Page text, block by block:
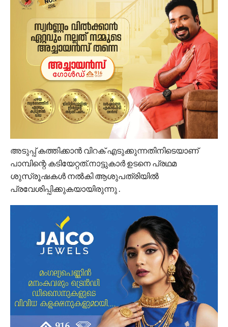
അടുപ്പ് കത്തിക്കാൻ വിറക് എടുക്കുന്നതിനിടെയാണ്
പാമ്പിന്റെ കടിയേറ്റത്.നാട്ടുകാർ ഉടനെ പ്രഥമ
ശുസ്രൂഷകൾ നൽകി ആശുപത്രിയിൽ
പ്രവേശിപ്പിക്കുകയായിരുന്നു .